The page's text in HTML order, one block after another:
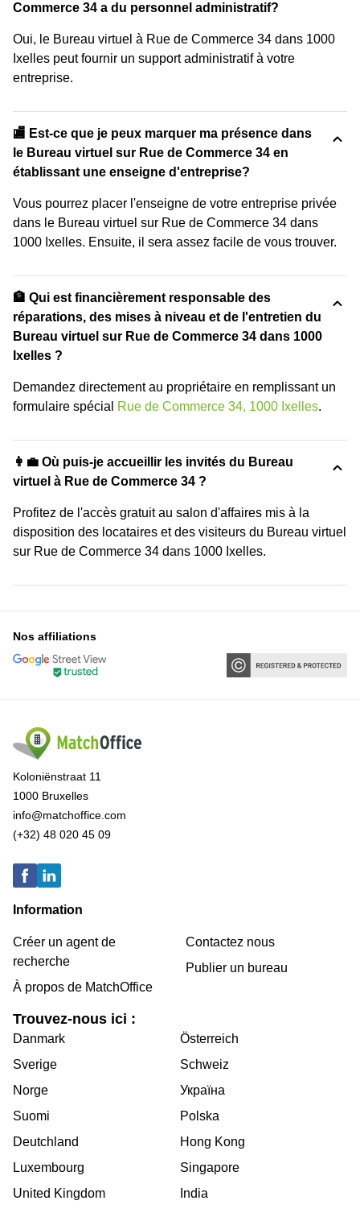
Commerce 34 a du personnel administratif?
Oui, le Bureau virtuel à Rue de Commerce 34 dans 1000
Ixelles peut fournir un support administratif à votre
entreprise.
🏬 Est-ce que je peux marquer ma présence dans
le Bureau virtuel sur Rue de Commerce 34 en
établissant une enseigne d'entreprise?
Vous pourrez placer l'enseigne de votre entreprise privée
dans le Bureau virtuel sur Rue de Commerce 34 dans
1000 Ixelles. Ensuite, il sera assez facile de vous trouver.
🏦 Qui est financièrement responsable des
réparations, des mises à niveau et de l'entretien du
Bureau virtuel sur Rue de Commerce 34 dans 1000
Ixelles ?
Demandez directement au propriétaire en remplissant un
formulaire spécial
Rue de Commerce 34, 1000 Ixelles.
👩‍💼 Où puis-je accueillir les invités du Bureau
virtuel à Rue de Commerce 34 ?
Profitez de l'accès gratuit au salon d'affaires mis à la
disposition des locataires et des visiteurs du Bureau virtuel
sur Rue de Commerce 34 dans 1000 Ixelles.
Nos affiliations
Koloniënstraat 11
1000 Bruxelles
info@matchoffice.com
(+32) 48 020 45 09
Information
Créer un agent de
recherche
À propos de MatchOffice
Contactez nous
Publier un bureau
Trouvez-nous ici :
Danmark
Sverige
Norge
Suomi
Deutchland
Luxembourg
United Kingdom
Österreich
Schweiz
Україна
Polska
Hong Kong
Singapore
India